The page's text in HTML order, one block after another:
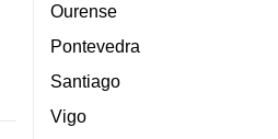
Ourense
Pontevedra
Santiago
Vigo